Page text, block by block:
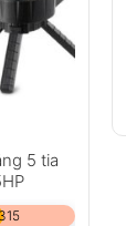
5 tia